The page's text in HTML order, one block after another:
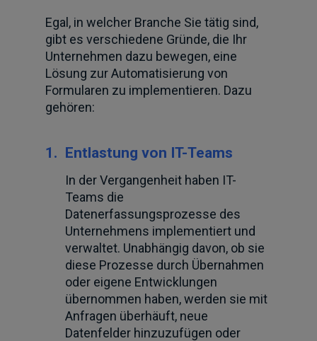
Egal, in welcher Branche Sie tätig sind,
gibt es verschiedene Gründe, die Ihr
Unternehmen dazu bewegen, eine
Lösung zur Automatisierung von
Formularen zu implementieren. Dazu
gehören:
1. Entlastung von IT-Teams
In der Vergangenheit haben IT-
Teams die
Datenerfassungsprozesse des
Unternehmens implementiert und
verwaltet. Unabhängig davon, ob sie
diese Prozesse durch Übernahmen
oder eigene Entwicklungen
übernommen haben, werden sie mit
Anfragen überhäuft, neue
Datenfelder hinzuzufügen oder